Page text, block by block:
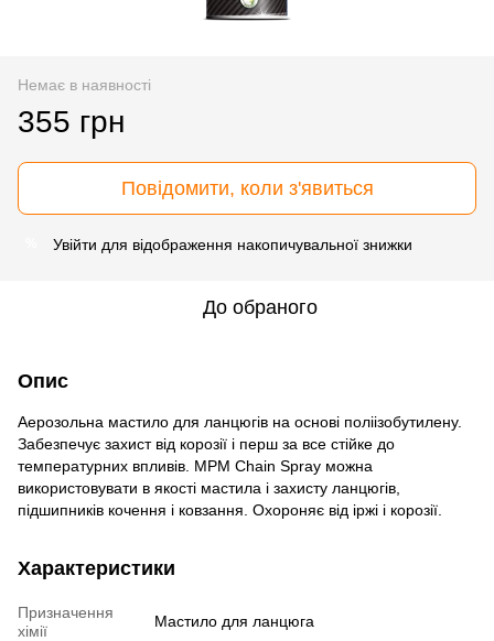
Немає в наявності
355 грн
Повідомити, коли з'явиться
Увійти для відображення накопичувальної знижки
До обраного
Опис
Аерозольна мастило для ланцюгів на основі поліізобутилену.
Забезпечує захист від корозії і перш за все стійке до
температурних впливів. MPM Chain Spray можна
використовувати в якості мастила і захисту ланцюгів,
підшипників кочення і ковзання. Охороняє від іржі і корозії.
Характеристики
Призначення
хімії
Мастило для ланцюга